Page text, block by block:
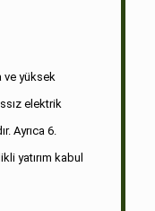
ve yüksek
elektrik
Ayrıca 6.
yatırım kabul